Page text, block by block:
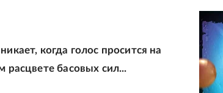
когда голос просится на
расцвете басовых сил...